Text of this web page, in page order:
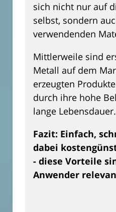
sich nicht nur auf
selbst, sondern
verwendenden
Mittlerweile sind
Metall auf dem
erzeugten
durch ihre hohe
lange Lebensdauer.
Fazit: Einfach,
dabei
- diese Vorteile
Anwender